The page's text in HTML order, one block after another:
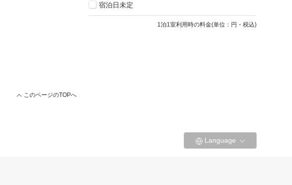
このページのTOPへ
宿泊日未定
1 泊1室利用時の料金(単位：円・税込)
Language